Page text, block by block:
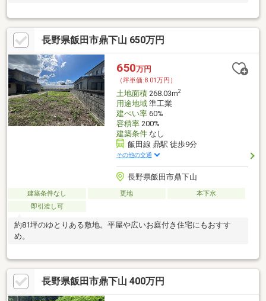
長野県飯田市鼎下山 650万円
650万円
（坪単価:8.01万円）
土地面積268.03m2
用途地域準工業
建ぺい率60%
容積率200%
建築条件なし
飯田線 鼎駅 徒歩9分
その他の交通
長野県飯田市鼎下山
建築条件なし 更地
本下水
即引渡し可
約81坪のゆとりある敷地。平屋や広いお庭付き住宅にもおすす
め。
長野県飯田市鼎下山 400万円